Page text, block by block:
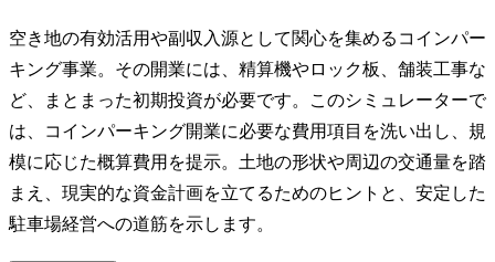
空き地の有効活用や副収入源として関心を集めるコインパー
キング事業。その開業には、精算機やロック板、舗装工事な
ど、まとまった初期投資が必要です。このシミュレーターで
は、コインパーキング開業に必要な費用項目を洗い出し、規
模に応じた概算費用を提示。土地の形状や周辺の交通量を踏
まえ、現実的な資金計画を立てるためのヒントと、安定した
駐車場経営への道筋を示します。